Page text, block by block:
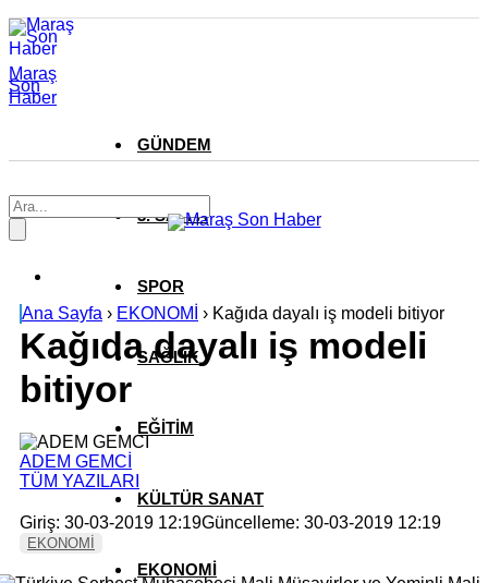
Maraş
Son
Haber
GÜNDEM
3. SAYFA
SPOR
SAĞLIK
EĞİTİM
KÜLTÜR SANAT
EKONOMİ
Ana Sayfa › EKONOMİ › Kağıda dayalı iş modeli bitiyor
Kağıda dayalı iş modeli
bitiyor
ADEM GEMCİ
TÜM YAZILARI
Giriş: 30-03-2019 12:19Güncelleme: 30-03-2019 12:19
EKONOMİ